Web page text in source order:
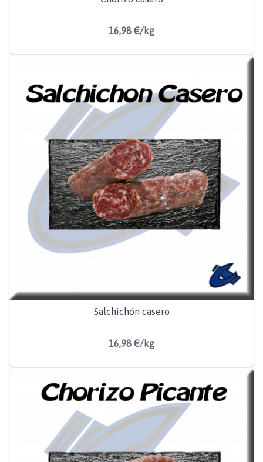
16,98 €/kg
Salchichón casero
16,98 €/kg